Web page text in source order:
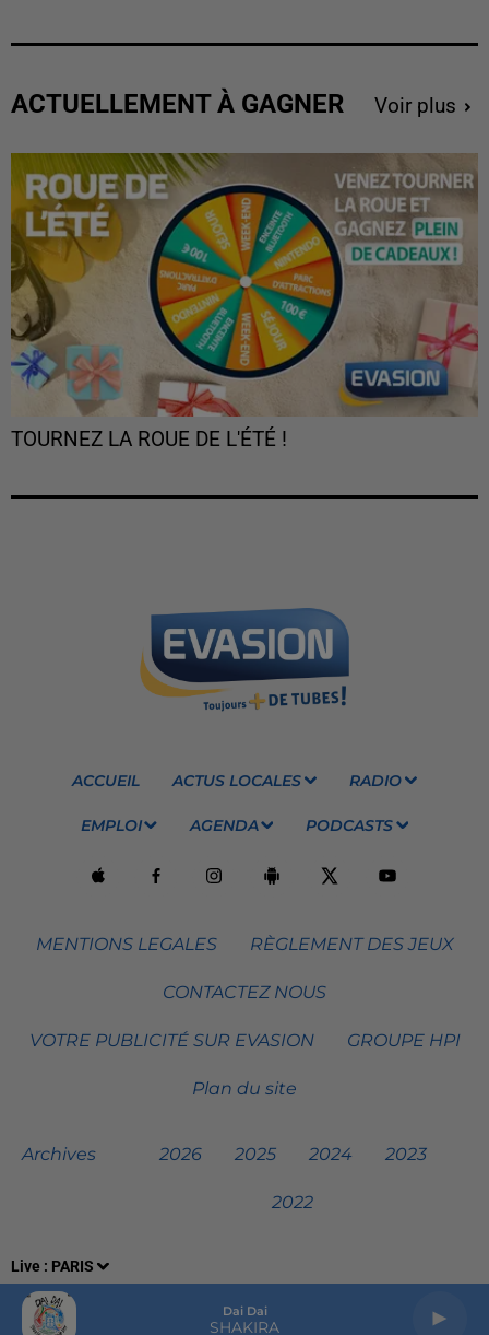
Live : PARIS
Dai Dai
SHAKIRA
ACTUELLEMENT À GAGNER Voir plus
TOURNEZ LA ROUE DE L'ÉTÉ !
ACCUEIL ACTUS LOCALES RADIO
EMPLOI AGENDA PODCASTS
MENTIONS LEGALES RÈGLEMENT DES JEUX
CONTACTEZ NOUS
VOTRE PUBLICITÉ SUR EVASION GROUPE HPI
Plan du site
Archives 2026 2025 2024 2023
2022